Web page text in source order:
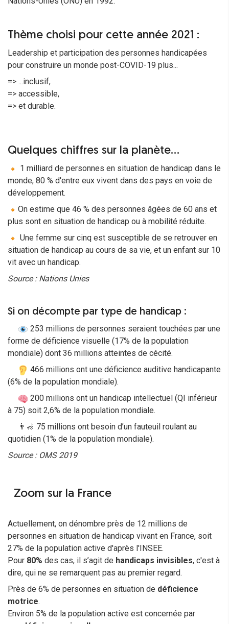
Thème choisi pour cette année 2021 :
Leadership et participation des personnes handicapées
pour construire un monde post-COVID-19 plus...
=> ...inclusif,
=> accessible,
=> et durable.
Quelques chiffres sur la planète...
1 milliard de personnes en situation de handicap dans le
monde, 80 % d'entre eux vivent dans des pays en voie de
développement.
On estime que 46 % des personnes âgées de 60 ans et
plus sont en situation de handicap ou à mobilité réduite.
Une femme sur cinq est susceptible de se retrouver en
situation de handicap au cours de sa vie, et un enfant sur 10
vit avec un handicap.
Source : Nations Unies
Si on décompte par type de handicap :
253 millions de personnes seraient touchées par une
forme de déficience visuelle (17% de la population
mondiale) dont 36 millions atteintes de cécité.
466 millions ont une déficience auditive handicapante
(6% de la population mondiale).
200 millions ont un handicap intellectuel (QI inférieur
à 75) soit 2,6% de la population mondiale.
👨‍🦽 75 millions ont besoin d’un fauteuil roulant au
quotidien (1% de la population mondiale).
Source : OMS 2019
Zoom sur la France
Actuellement, on dénombre près de 12 millions de
personnes en situation de handicap vivant en France, soit
27% de la population active d'après l'INSEE.
Pour 80% des cas, il s’agit de handicaps invisibles, c'est à
dire, qui ne se remarquent pas au premier regard.
Près de 6% de personnes en situation de déficience
motrice.
Environ 5% de la population active est concernée par